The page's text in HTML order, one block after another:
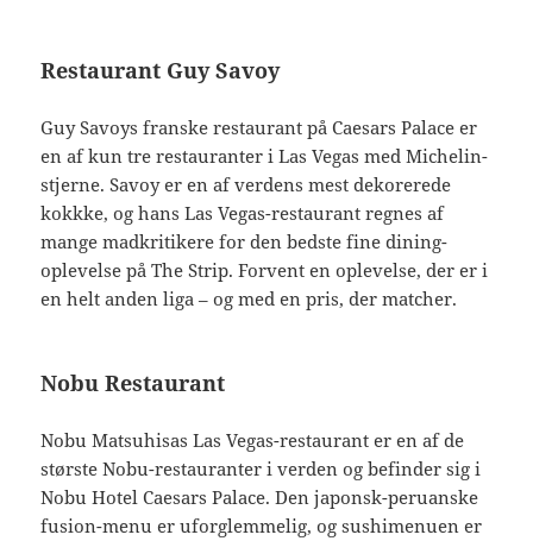
Restaurant Guy Savoy
Guy Savoys franske restaurant på Caesars Palace er
en af kun tre restauranter i Las Vegas med Michelin-
stjerne. Savoy er en af verdens mest dekorerede
kokkke, og hans Las Vegas-restaurant regnes af
mange madkritikere for den bedste fine dining-
oplevelse på The Strip. Forvent en oplevelse, der er i
en helt anden liga – og med en pris, der matcher.
Nobu Restaurant
Nobu Matsuhisas Las Vegas-restaurant er en af de
største Nobu-restauranter i verden og befinder sig i
Nobu Hotel Caesars Palace. Den japonsk-peruanske
fusion-menu er uforglemmelig, og sushimenuen er